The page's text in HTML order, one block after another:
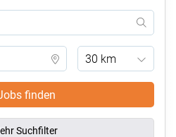
30 km
finden
Suchfilter